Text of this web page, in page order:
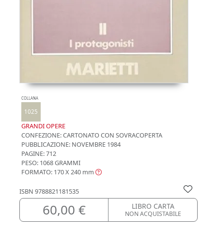
COLLANA
1025
GRANDI OPERE
CONFEZIONE:CARTONATO CON SOVRACOPERTA
PUBBLICAZIONE: NOVEMBRE 1984
PAGINE: 712
PESO: 1068 GRAMMI
FORMATO: 170 X 240 mm
ISBN 9788821181535
60,00 € LIBRO CARTA
NON ACQUISTABILE